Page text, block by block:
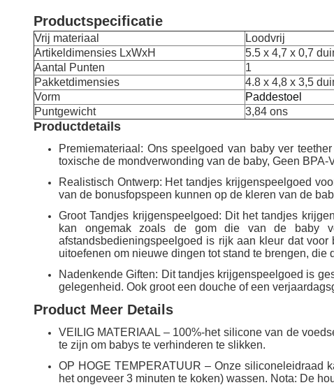
Productspecificatie
Vrij materiaal
Loodvrij
Artikeldimensies LxWxH
5.5 x 4,7 x 0,7
Aantal Punten
1
Pakketdimensies
4.8 x 4,8 x 3,5
Vorm
Paddestoel
Puntgewicht
3,84 ons
Productdetails
Premiemateriaal: Ons speelgoed van baby ver
toxische de mondverwonding van de baby, Geen
Realistisch Ontwerp: Het tandjes krijgenspeelgoed
van de bonusfopspeen kunnen op de kleren van de
Groot Tandjes krijgenspeelgoed: Dit het tandjes
kan ongemak zoals de gom die van de baby
afstandsbedieningspeelgoed is rijk aan kleur dat
uitoefenen om nieuwe dingen tot stand te brengen, die
Nadenkende Giften: Dit tandjes krijgenspeelgoed is
gelegenheid. Ook groot een douche of een
Product Meer Details
VEILIG MATERIAAL – 100%-het silicone van de
te zijn om babys te verhinderen te slikken.
OP HOGE TEMPERATUUR – Onze siliconeleidraad
het ongeveer 3 minuten te koken) wassen. Nota: De